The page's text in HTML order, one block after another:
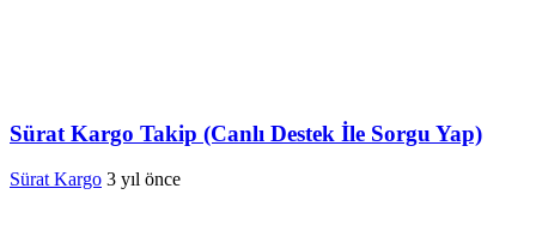
Sürat Kargo Takip (Canlı Destek İle Sorgu Yap)
Sürat Kargo 3 yıl önce